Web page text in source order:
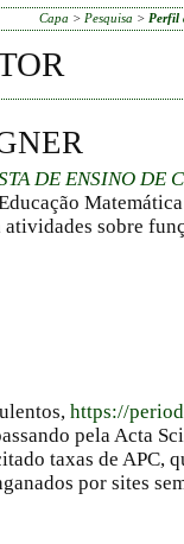
Capa > Pesquisa > Perfil
DE ENSINO DE
atividades sobre
https://
pela Acta
taxas de APC,
por sites